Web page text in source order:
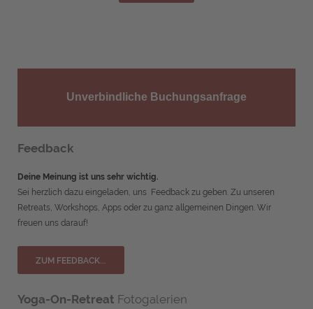
Unverbindliche Buchungsanfrage
Feedback
Deine Meinung ist uns sehr wichtig.
Sei herzlich dazu eingeladen, uns Feedback zu geben. Zu unseren
Retreats, Workshops, Apps oder zu ganz allgemeinen Dingen. Wir
freuen uns darauf!
ZUM FEEDBACK...
Yoga-On-Retreat Fotogalerien